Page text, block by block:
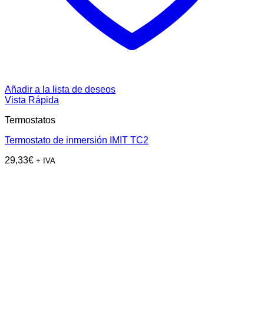
Añadir a la lista de deseos
Vista Rápida
Termostatos
Termostato de inmersión IMIT TC2
29,33€ + IVA